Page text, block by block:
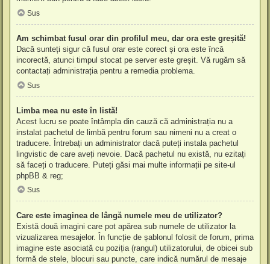
Sus
Am schimbat fusul orar din profilul meu, dar ora este greșită!
Dacă sunteți sigur că fusul orar este corect și ora este încă
incorectă, atunci timpul stocat pe server este greșit. Vă rugăm să
contactați administrația pentru a remedia problema.
Sus
Limba mea nu este în listă!
Acest lucru se poate întâmpla din cauză că administrația nu a
instalat pachetul de limbă pentru forum sau nimeni nu a creat o
traducere. Întrebați un administrator dacă puteți instala pachetul
lingvistic de care aveți nevoie. Dacă pachetul nu există, nu ezitați
să faceți o traducere. Puteți găsi mai multe informații pe site-ul
phpBB & reg;
Sus
Care este imaginea de lângă numele meu de utilizator?
Există două imagini care pot apărea sub numele de utilizator la
vizualizarea mesajelor. În funcție de șablonul folosit de forum, prima
imagine este asociată cu poziția (rangul) utilizatorului, de obicei sub
formă de stele, blocuri sau puncte, care indică numărul de mesaje